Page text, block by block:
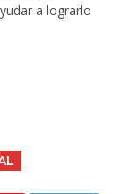
a lograrlo